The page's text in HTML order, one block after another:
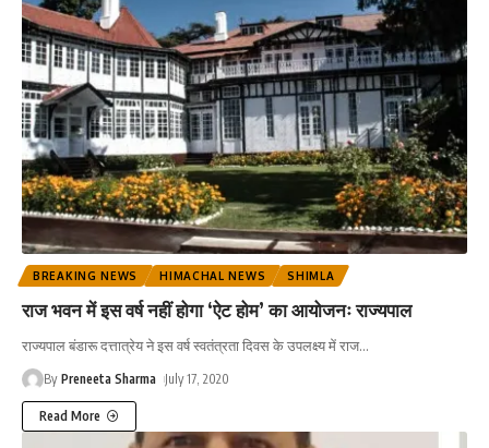
BREAKING NEWS HIMACHAL NEWS SHIMLA
राज भवन में इस वर्ष नहीं होगा ‘ऐट होम’ का आयोजनः राज्यपाल
राज्यपाल बंडारू दत्तात्रेय ने इस वर्ष स्वतंत्रता दिवस के उपलक्ष्य में राज…
By Preneeta Sharma July 17, 2020
Read More